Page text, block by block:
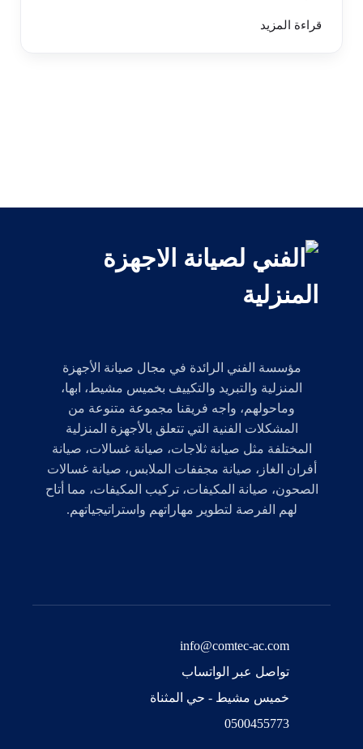
قراءة المزيد
مؤسسة الفني الرائدة في مجال صيانة الأجهزة
المنزلية والتبريد والتكييف بخميس مشيط، ابها،
وماحولهم، واجه فريقنا مجموعة متنوعة من
المشكلات الفنية التي تتعلق بالأجهزة المنزلية
المختلفة مثل صيانة ثلاجات، صيانة غسالات، صيانة
أفران الغاز، صيانة مجففات الملابس، صيانة غسالات
الصحون، صيانة المكيفات، تركيب المكيفات، مما أتاح
لهم الفرصة لتطوير مهاراتهم واستراتيجياتهم.
info@comtec-ac.com
تواصل عبر الواتساب
خميس مشيط - حي المثناة
0500455773